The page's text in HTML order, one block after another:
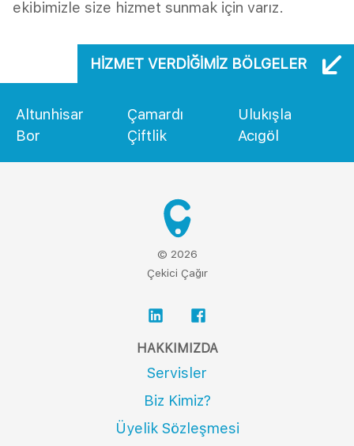
ekibimizle size hizmet sunmak için varız.
HIZMET VERDIĞIMIZ BÖLGELER
Altunhisar
Bor
Çamardı
Çiftlik
Ulukışla
Acıgöl
© 2026
Çekici Çağır
HAKKIMIZDA
Servisler
Biz Kimiz?
Üyelik Sözleşmesi